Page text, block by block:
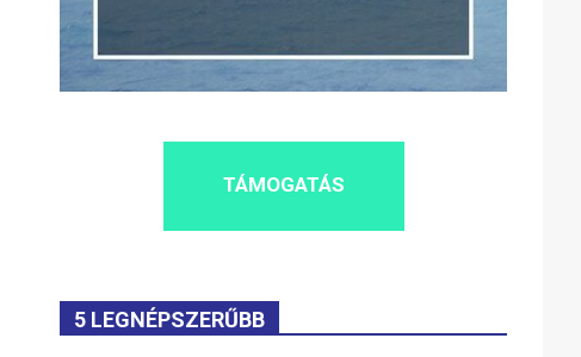
TÁMOGATÁS
5 LEGNÉPSZERŰBB